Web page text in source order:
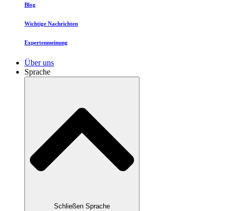
Blog
Wichtige Nachrichten
Expertenmeinung
Über uns
Sprache
Schließen Sprache